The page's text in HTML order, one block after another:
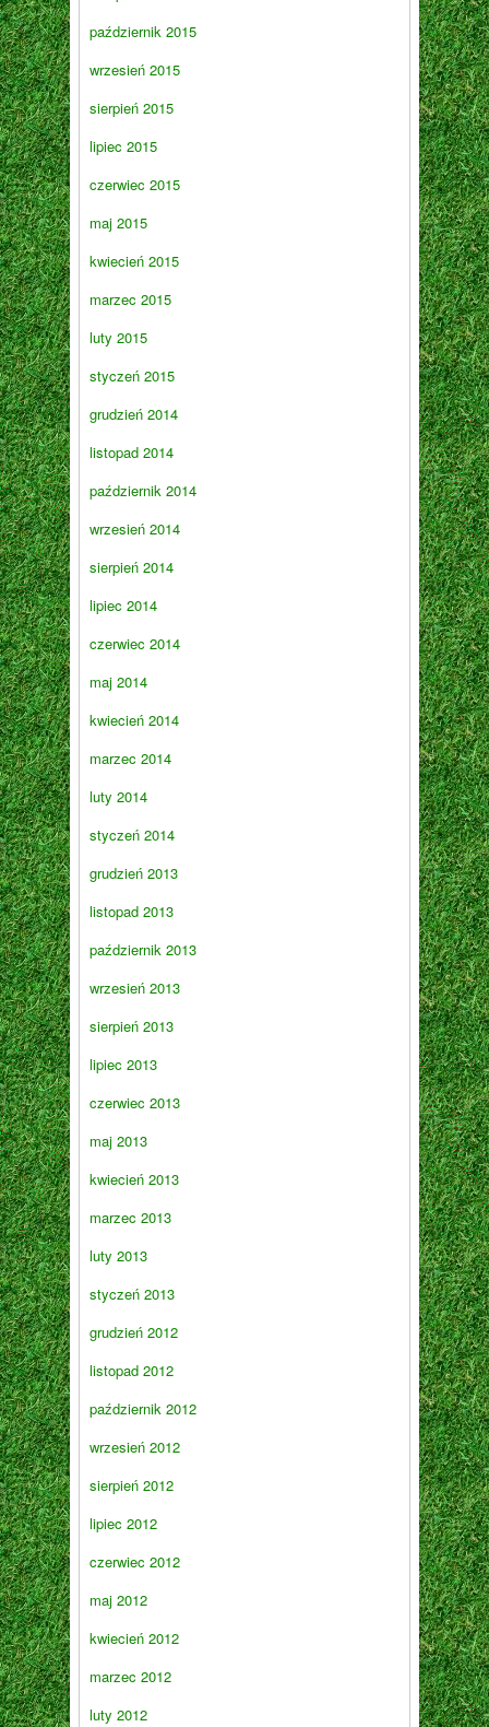
październik 2015
wrzesień 2015
sierpień 2015
lipiec 2015
czerwiec 2015
maj 2015
kwiecień 2015
marzec 2015
luty 2015
styczeń 2015
grudzień 2014
listopad 2014
październik 2014
wrzesień 2014
sierpień 2014
lipiec 2014
czerwiec 2014
maj 2014
kwiecień 2014
marzec 2014
luty 2014
styczeń 2014
grudzień 2013
listopad 2013
październik 2013
wrzesień 2013
sierpień 2013
lipiec 2013
czerwiec 2013
maj 2013
kwiecień 2013
marzec 2013
luty 2013
styczeń 2013
grudzień 2012
listopad 2012
październik 2012
wrzesień 2012
sierpień 2012
lipiec 2012
czerwiec 2012
maj 2012
kwiecień 2012
marzec 2012
luty 2012